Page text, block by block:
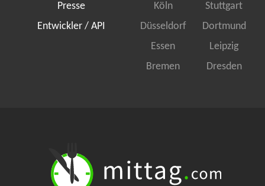
Presse
Entwickler / API
Köln
Stuttgart
Düsseldorf
Dortmund
Essen
Leipzig
Bremen
Dresden